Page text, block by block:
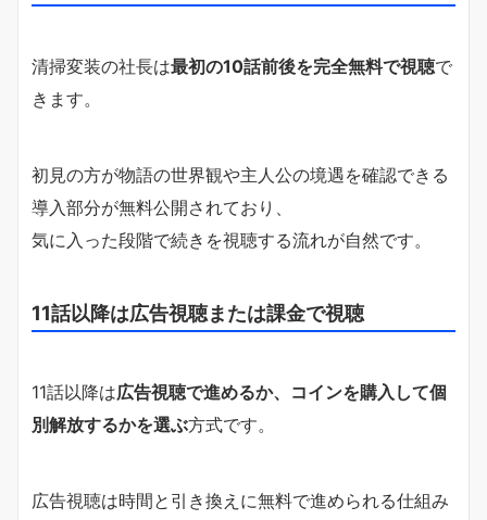
清掃変装の社長は最初の10話前後を完全無料で視聴で
きます。
初見の方が物語の世界観や主人公の境遇を確認できる
導入部分が無料公開されており、
気に入った段階で続きを視聴する流れが自然です。
11話以降は広告視聴または課金で視聴
11話以降は広告視聴で進めるか、コインを購入して個
別解放するかを選ぶ方式です。
広告視聴は時間と引き換えに無料で進められる仕組み